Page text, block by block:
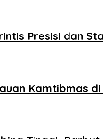
Presisi dan
Kamtibmas di